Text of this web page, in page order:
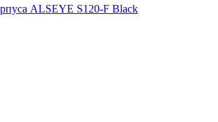
ALSEYE S120-F Black